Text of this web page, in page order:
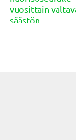
vuosittain
säästön